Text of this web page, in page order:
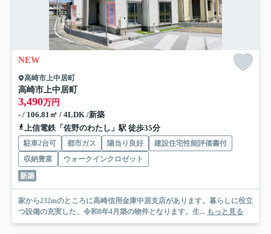
NEW
高崎市上中居町
高崎市上中居町
3,490万円
- / 106.81㎡ / 4LDK /新築
上信電鉄「佐野のわたし」駅 徒歩35分
駐車2台可 都市ガス 陽当り良好
建設住宅性能評価書付
収納豊富
ウォークインクロゼット
新築
家から232mのところに高崎信用金庫中居支店があります。暮らしに役立
つ設備の充実した、令和8年4月築の物件となります。生... もっと見る